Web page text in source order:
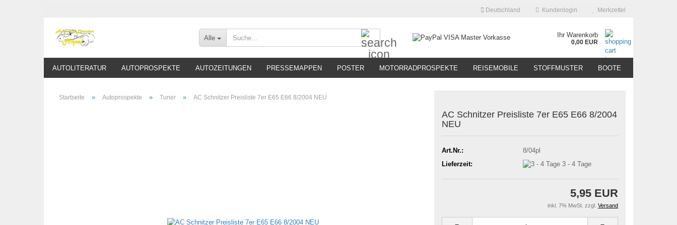
Deutschland Kundenlogin Merkzettel
Alle Ihr Warenkorb
0,00 EUR
AUTOLITERATUR AUTOPROSPEKTE AUTOZEITUNGEN PRESSEMAPPEN POSTER MOTORRADPROSPEKTE REISEMOBILE STOFFMUSTER BOOTE
Startseite » Autoprospekte » Tuner » AC Schnitzer Preisliste 7er E65 E66 8/2004 NEU
AC Schnitzer Preisliste 7er E65 E66 8/2004
NEU
Art.Nr.:
8/04pl
Lieferzeit:
3 - 4 Tage
5,95 EUR
inkl. 7% MwSt. zzgl. Versand